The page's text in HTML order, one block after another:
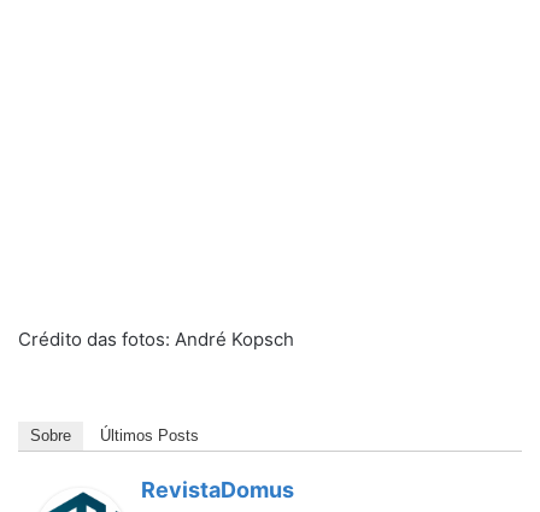
Crédito das fotos: André Kopsch
Sobre Últimos Posts
RevistaDomus